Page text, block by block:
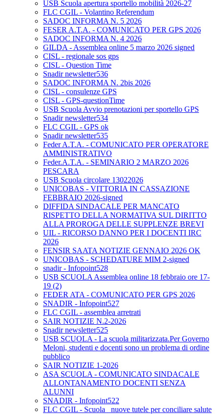
USB Scuola apertura sportello mobilità 2026-27
FLC CGIL - Volantino Referendum
SADOC INFORMA N. 5 2026
FESER A.T.A. - COMUNICATO PER GPS 2026
SADOC INFORMA N. 4 2026
GILDA - Assemblea online 5 marzo 2026 signed
CISL - regionale sos gps
CISL - Question Time
Snadir newsletter536
SADOC INFORMA N. 2bis 2026
CISL - consulenze GPS
CISL - GPS-questionTime
USB Scuola Avvio prenotazioni per sportello GPS
Snadir newsletter534
FLC CGIL - GPS ok
Snadir newsletter535
Feder A.T.A. - COMUNICATO PER OPERATORE
AMMINISTRATIVO
Feder.A.T.A. - SEMINARIO 2 MARZO 2026
PESCARA
USB Scuola circolare 13022026
UNICOBAS - VITTORIA IN CASSAZIONE
FEBBRAIO 2026-signed
DIFFIDA SINDACALE PER MANCATO
RISPETTO DELLA NORMATIVA SUL DIRITTO
ALLA PROROGA DELLE SUPPLENZE BREVI
UIL - RICORSO DANNO PER I DOCENTI IRC
2026
FENSIR SAATA NOTIZIE GENNAIO 2026 OK
UNICOBAS - SCHEDATURE MIM 2-signed
snadir - Infopoint528
USB SCUOLA Assemblea online 18 febbraio ore 17-
19 (2)
FEDER ATA - COMUNICATO PER GPS 2026
SNADIR - Infopoint527
FLC CGIL - assemblea arretrati
SAIR NOTIZIE N.2-2026
Snadir newsletter525
USB SCUOLA - La scuola militarizzata.Per Governo
Meloni, studenti e docenti sono un problema di ordine
pubblico
SAIR NOTIZIE 1-2026
ASA SCUOLA - COMUNICATO SINDACALE
ALLONTANAMENTO DOCENTI SENZA
ALUNNI
SNADIR - Infopoint522
FLC CGIL - Scuola_ nuove tutele per conciliare salute